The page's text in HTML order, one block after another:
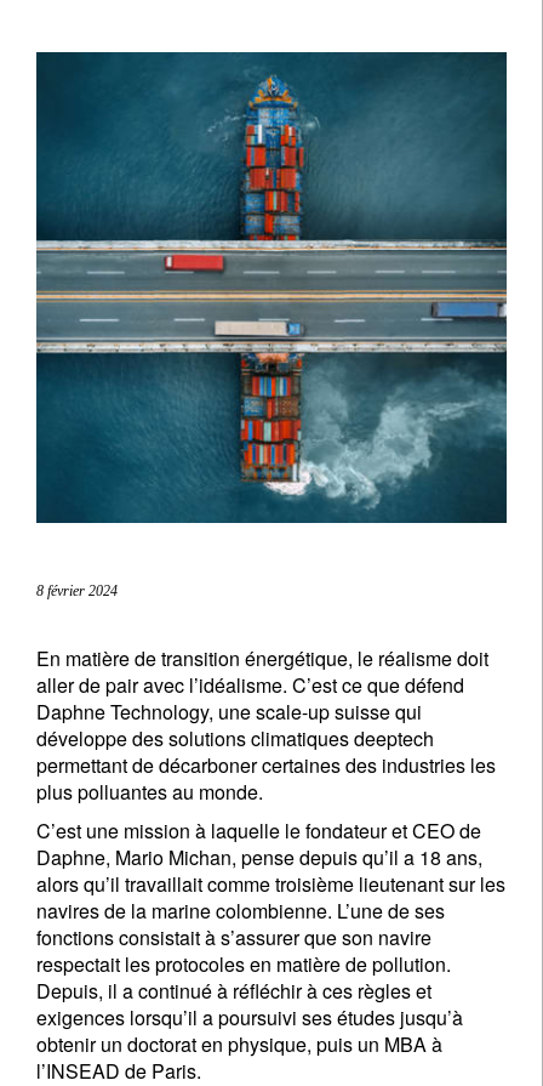
8 février 2024
En matière de transition énergétique, le réalisme doit
aller de pair avec l’idéalisme. C’est ce que défend
Daphne Technology, une scale-up suisse qui
développe des solutions climatiques deeptech
permettant de décarboner certaines des industries les
plus polluantes au monde.
C’est une mission à laquelle le fondateur et CEO de
Daphne, Mario Michan, pense depuis qu’il a 18 ans,
alors qu’il travaillait comme troisième lieutenant sur les
navires de la marine colombienne. L’une de ses
fonctions consistait à s’assurer que son navire
respectait les protocoles en matière de pollution.
Depuis, il a continué à réfléchir à ces règles et
exigences lorsqu’il a poursuivi ses études jusqu’à
obtenir un doctorat en physique, puis un MBA à
l’INSEAD de Paris.